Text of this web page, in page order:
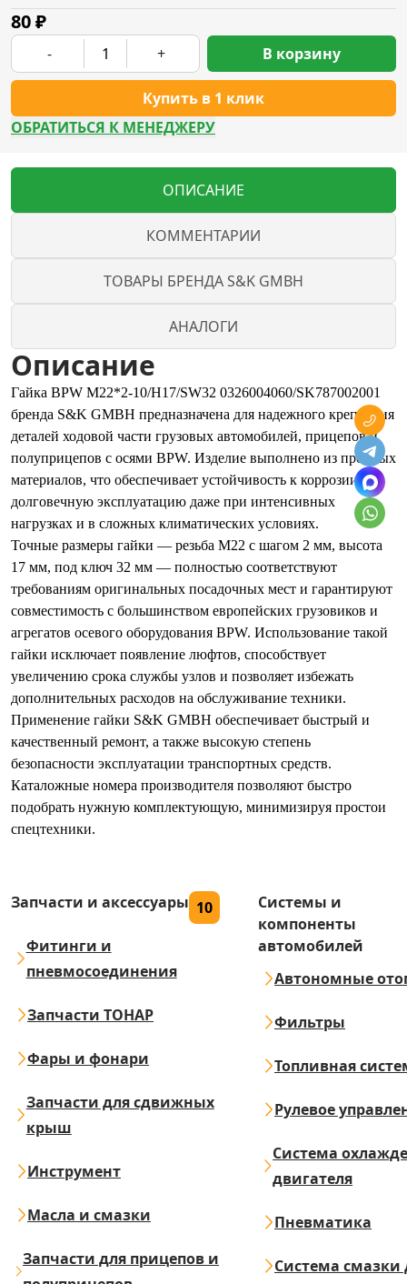
80₽
- +
Купить в 1 клик
В корзину
ОБРАТИТЬСЯ К МЕНЕДЖЕРУ
ОПИСАНИЕ
КОММЕНТАРИИ
ТОВАРЫ БРЕНДА S&K GMBH
АНАЛОГИ
Описание
Гайка BPW M22*2-10/H17/SW32 0326004060/SK787002001
бренда S&K GMBH предназначена для надежного крепления
деталей ходовой части грузовых автомобилей, прицепов и
полуприцепов с осями BPW. Изделие выполнено из прочных
материалов, что обеспечивает устойчивость к коррозии и
долговечную эксплуатацию даже при интенсивных
нагрузках и в сложных климатических условиях.
Точные размеры гайки — резьба M22 с шагом 2 мм, высота
17 мм, под ключ 32 мм — полностью соответствуют
требованиям оригинальных посадочных мест и гарантируют
совместимость с большинством европейских грузовиков и
агрегатов осевого оборудования BPW. Использование такой
гайки исключает появление люфтов, способствует
увеличению срока службы узлов и позволяет избежать
дополнительных расходов на обслуживание техники.
Применение гайки S&K GMBH обеспечивает быстрый и
качественный ремонт, а также высокую степень
безопасности эксплуатации транспортных средств.
Каталожные номера производителя позволяют быстро
подобрать нужную комплектующую, минимизируя простои
спецтехники.
Запчасти и аксессуары 10
Фитинги и
пневмосоединения
Запчасти ТОНАР
Фары и фонари
Запчасти для сдвижных
крыш
Инструмент
Масла и смазки
Запчасти для прицепов и
Системы и
компоненты
автомобилей
Автономные
Фильтры
Топливная
Рулевое
Система
двигателя
Пневматика
Система смазки